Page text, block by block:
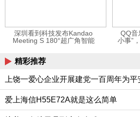
深圳看到科技发布Kandao
Meeting S 180°超广角智能
QQ音
小事”
精彩推荐
上饶一爱心企业开展建党一百周年为
爱上海信H55E72A就是这么简单